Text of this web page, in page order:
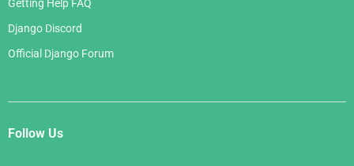
Getting Help FAQ
Django Discord
Official Django Forum
Follow Us